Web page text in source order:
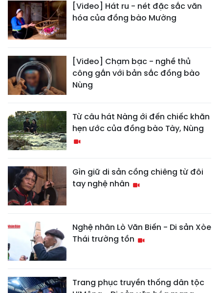
[Video] Hát ru - nét đặc sắc văn
hóa của đồng bào Mường
[Video] Chạm bạc - nghề thủ
công gắn với bản sắc đồng bào
Nùng
Từ câu hát Nàng ới đến chiếc khăn
hẹn ước của đồng bào Tày, Nùng
Gìn giữ di sản cồng chiêng từ đôi
tay nghệ nhân
Nghệ nhân Lò Văn Biến - Di sản Xòe
Thái trường tồn
Trang phục truyền thống dân tộc